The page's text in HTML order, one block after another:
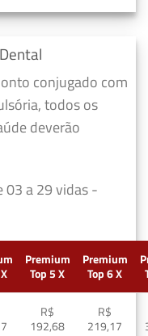
conjugado com
todos os
deverão
03 a 29 vidas -
Premium
Top 5 X
Premium
Top 6 X
R$
192,68
R$
219,17